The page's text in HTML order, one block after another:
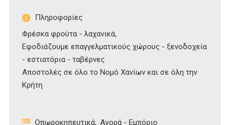
Πληροφορίες
Φρέσκα φρούτα - λαχανικά,
Εφοδιάζουμε επαγγελματικούς χώρους - ξενοδοχεία
- εστιατόρια - ταβέρνες
Αποστολές σε όλο το Νομό Χανίων και σε όλη την
Κρήτη
Οπωροκηπευτικά Αγορά - Εμπόριο